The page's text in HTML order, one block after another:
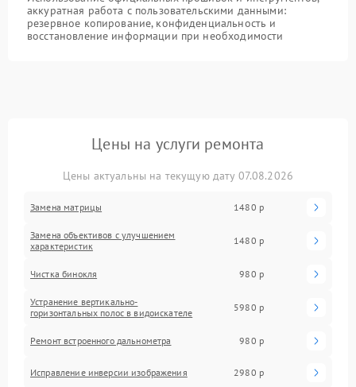
аккуратная работа с пользовательскими данными:
резервное копирование, конфиденциальность и
восстановление информации при необходимости
Цены на услуги ремонта
Цены актуальны на текущую дату 07.08.2026
Замена матрицы 1480 р
Замена объективов с улучшением
характеристик
1480 р
Чистка бинокля 980 р
Устранение вертикально-
горизонтальных полос в видоискателе
5980 р
Ремонт встроенного дальнометра 980 р
Исправление инверсии изображения 2980 р